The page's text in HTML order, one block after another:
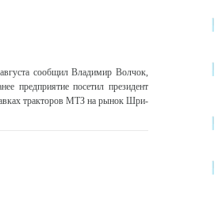
сообщил Владимир Волчок,
предприятие посетил президент
тракторов МТЗ на рынок Шри-